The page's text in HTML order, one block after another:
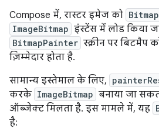
Compose में, रास्टर इमेज को Bitmap
ImageBitmap इंस्टेंस में लोड किया
BitmapPainter स्क्रीन पर बिटमैप
ज़िम्मेदार होता है.
सामान्य इस्तेमाल के लिए,
करके ImageBitmap बनाया जा
ऑब्जेक्ट मिलता है. इस मामले में, यह
है: